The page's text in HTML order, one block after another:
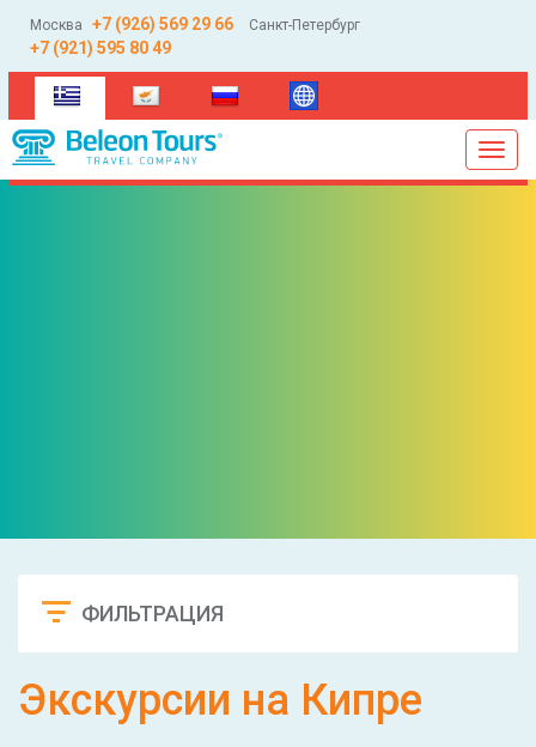
Москва +7 (926) 569 29 66 Санкт-Петербург
+7 (921) 595 80 49
(current)
ФИЛЬТРАЦИЯ
Экскурсии на Кипре